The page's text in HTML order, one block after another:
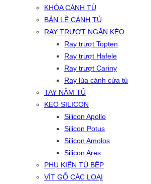
KHÓA CÁNH TỦ
BẢN LỀ CÁNH TỦ
RAY TRƯỢT NGĂN KÉO
Ray trượt Topten
Ray trượt Hafele
Ray trượt Cariny
Ray lùa cánh cửa tủ
TAY NẮM TỦ
KEO SILICON
Silicon Apollo
Silicon Potus
Silicon Amolos
Silicon Ares
PHỤ KIỆN TỦ BẾP
VÍT GỖ CÁC LOẠI